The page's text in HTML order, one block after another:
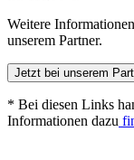
Weitere
unserem Partner.
Jetzt bei unserem
* Bei diesen Links
Informationen dazu